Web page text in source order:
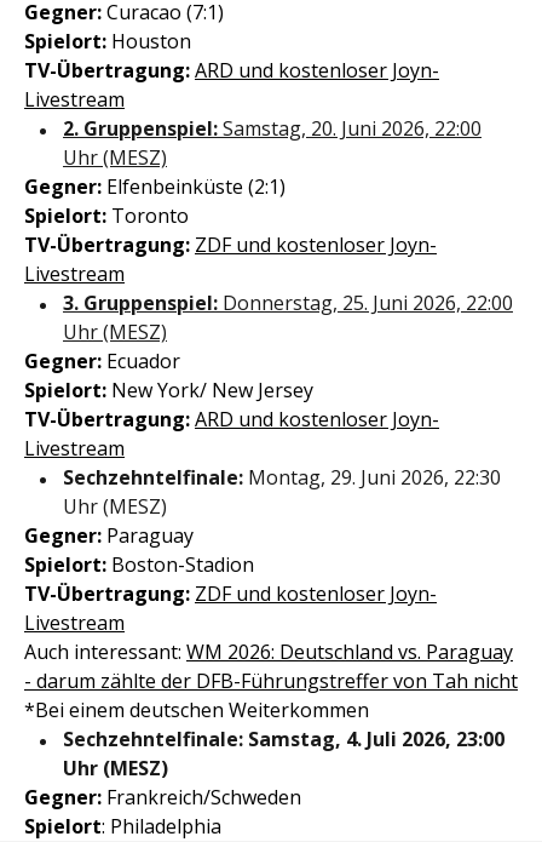
Gegner:Curacao (7:1)
Spielort: Houston
TV-Übertragung:ARD und kostenloser Joyn-
Livestream
2. Gruppenspiel:Samstag, 20. Juni 2026, 22:00
Uhr (MESZ)
Gegner: Elfenbeinküste (2:1)
Spielort: Toronto
TV-Übertragung: ZDF und kostenloser Joyn-
Livestream
3. Gruppenspiel: Donnerstag, 25. Juni 2026, 22:00
Uhr (MESZ)
Gegner: Ecuador
Spielort: New York/ New Jersey
TV-Übertragung:ARD und kostenloser Joyn-
Livestream
Sechzehntelfinale: Montag, 29. Juni 2026, 22:30
Uhr (MESZ)
Gegner: Paraguay
Spielort: Boston-Stadion
TV-Übertragung: ZDF und kostenloser Joyn-
Livestream
Auch interessant: WM 2026: Deutschland vs. Paraguay
- darum zählte der DFB-Führungstreffer von Tah nicht
*Bei einem deutschen Weiterkommen
Sechzehntelfinale: Samstag, 4. Juli 2026, 23:00
Uhr (MESZ)
Gegner: Frankreich/Schweden
Spielort: Philadelphia